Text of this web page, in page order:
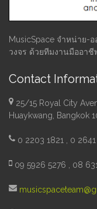
MusicSpace จำหน่าย-
วงจร ด้วยทีมงานมืออาชี
Contact
25/15 Royal City
Huaykwang, Bangkok
0 2203 1821 , 0 2641
09 5926 5276 , 08